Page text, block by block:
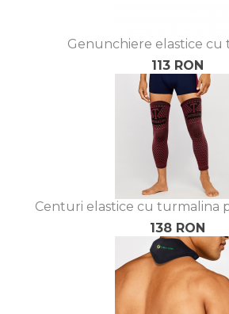
Genunchiere elastice cu
113 RON
Centuri elastice cu turmalina
138 RON